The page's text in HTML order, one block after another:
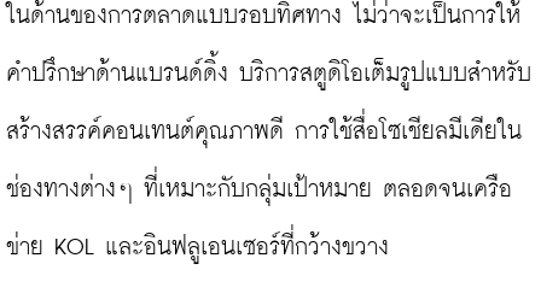
ในด้านของการตลาดแบบรอบทิศทาง ไม่ว่าจะเป็นการให้
คำปรึกษาด้านแบรนด์ดิ้ง บริการสตูดิโอเต็มรูปแบบสำหรับ
สร้างสรรค์คอนเทนต์คุณภาพดี การใช้สื่อโซเชียลมีเดียใน
ช่องทางต่างๆ ที่เหมาะกับกลุ่มเป้าหมาย ตลอดจนเครือ
ข่าย KOL และอินฟลูเอนเซอร์ที่กว้างขวาง